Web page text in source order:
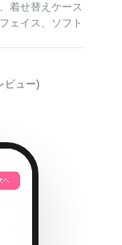
着せ替えケース
ェイス、ソフト
ビュー)